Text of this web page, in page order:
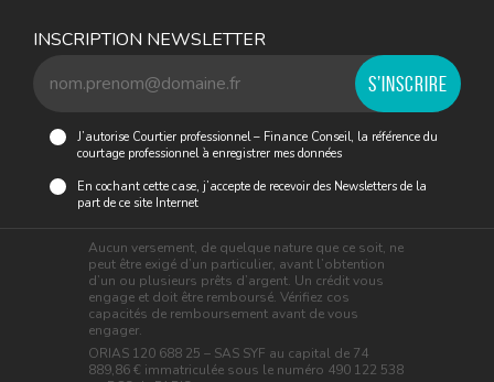
INSCRIPTION NEWSLETTER
J’autorise Courtier professionnel – Finance Conseil, la référence du
courtage professionnel à enregistrer mes données
En cochant cette case, j’accepte de recevoir des Newsletters de la
part de ce site Internet
Aucun versement, de quelque nature que ce soit, ne
peut être exigé d’un particulier, avant l’obtention
d’un ou plusieurs prêts d’argent. Un crédit vous
engage et doit être remboursé. Vérifiez cos
capacités de remboursement avant de vous
engager.
ORIAS 120 688 25 – SAS SYF au capital de 74
889,86 € immatriculée sous le numéro 490 122 538